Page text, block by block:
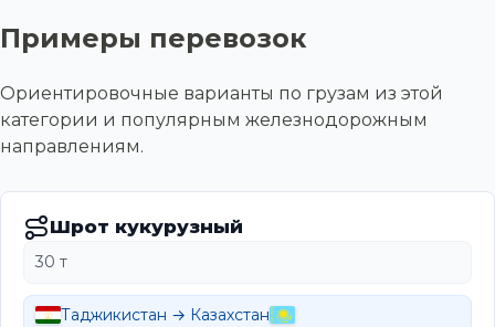
Примеры перевозок
Ориентировочные варианты по грузам из этой
категории и популярным железнодорожным
направлениям.
Шрот кукурузный
30 т
Таджикистан → Казахстан